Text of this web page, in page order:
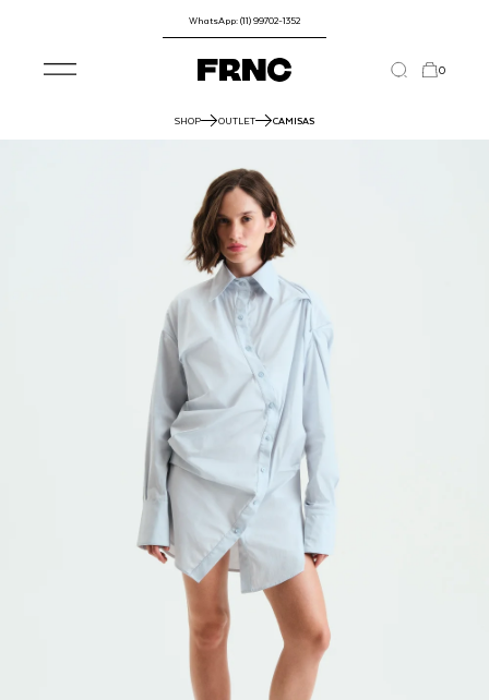
WhatsApp: (11) 99702-1352
0
SHOP OUTLET CAMISAS